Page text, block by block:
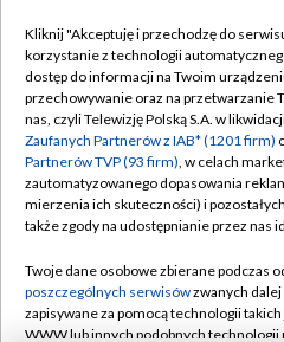
Abonament TVP
Emisja w TVP
Centrum informacji TVP
Naziemna Telewizja Cyfrowa
Rada Programowa
System NOS
Polityka
Moje
Kliknij "Akceptuję i przechodzę do
korzystanie z technologii
dostęp do informacji na Twoim
przechowywanie oraz na przetwarzanie
nas, czyli Telewizję Polską S.A. w
Zaufanych Partnerów z IAB* (1201 firm)
Partnerów TVP (93 firm), w celach
zautomatyzowanego dopasowania
mierzenia ich skuteczności) i
także zgody na udostępnianie przez nas
Twoje dane osobowe zbierane podczas
poszczególnych serwisówzwanych
zapisywane za pomocą technologii
WWW lub innych podobnych